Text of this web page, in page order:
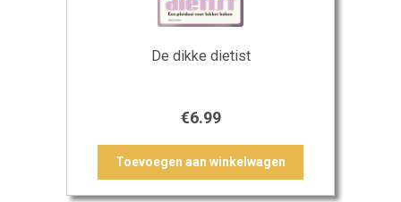
De dikke dietist
€6.99
Toevoegen aan winkelwagen